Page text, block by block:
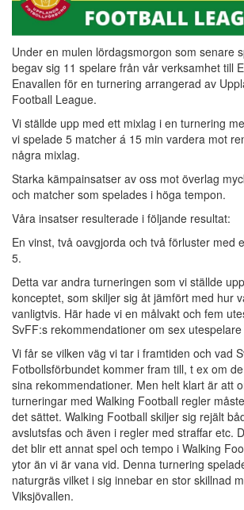
Under en mulen lördagsmorgon som senare
begav sig 11 spelare från vår verksamhet till
Enavallen för en turnering arrangerad av
Football League.
Vi ställde upp med ett mixlag i en turnering
vi spelade 5 matcher á 15 min vardera mot
några mixlag.
Starka kämpainsatser av oss mot överlag
och matcher som spelades i höga tempon.
Våra insatser resulterade i följande resultat:
En vinst, två oavgjorda och två förluster med
5.
Detta var andra turneringen som vi ställde
konceptet, som skiljer sig åt jämfört med hur
vanligtvis. Här hade vi en målvakt och fem
SvFF:s rekommendationer om sex
Vi får se vilken väg vi tar i framtiden och vad
Fotbollsförbundet kommer fram till, t ex om
sina rekommendationer. Men helt klart är att
turneringar med Walking Football regler
det sättet. Walking Football skiljer sig rejält
avslutsfas och även i regler med straffar etc.
det blir ett annat spel och tempo i Walking
ytor än vi är vana vid. Denna turnering
naturgräs vilket i sig innebar en stor skillnad
Viksjövallen.